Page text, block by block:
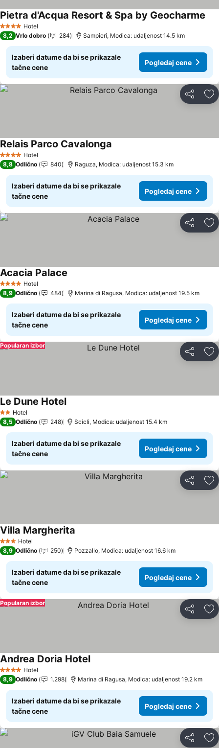
4 ZvezdiceHotel
Pietra d'Acqua Resort & Spa by Geocharme
8,2 Vrlo dobro 284 Sampieri, Modica: udaljenost 14.5 km
Izaberi datume da bi se prikazale
tačne cene
Pogledaj cene
Deli
4 ZvezdiceHotel
Relais Parco Cavalonga
8,8 Odlično 840 Raguza, Modica: udaljenost 15.3 km
Izaberi datume da bi se prikazale
tačne cene
Pogledaj cene
Deli
4 ZvezdiceHotel
Acacia Palace
8,9 Odlično 484 Marina di Ragusa, Modica: udaljenost 19.5 km
Izaberi datume da bi se prikazale
tačne cene
Pogledaj cene
Deli
Popularan izbor
2 Zvezdice
Hotel
Le Dune Hotel
8,5 Odlično 248 Scicli, Modica: udaljenost 15.4 km
Izaberi datume da bi se prikazale
tačne cene
Pogledaj cene
Deli
3 Zvezdice
Hotel
Villa Margherita
8,9 Odlično 250 Pozzallo, Modica: udaljenost 16.6 km
Izaberi datume da bi se prikazale
tačne cene
Pogledaj cene
Deli
Popularan izbor
4 ZvezdiceHotel
Andrea Doria Hotel
8,9 Odlično 1.298 Marina di Ragusa, Modica: udaljenost 19.2 km
Izaberi datume da bi se prikazale
tačne cene
Pogledaj cene
Deli